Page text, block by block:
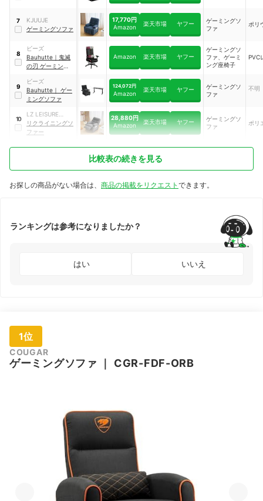
7
KJUUJE
ゲーミングソファ
17,770円
Amazon
楽天市場 ヤフー
ゲーミングソ
ファ
ポリ
8
ビーズ
Bauhutte ｜ 鬼滅
の刃 ゲーミングチ
Amazon 楽天市場 ヤフー
ゲーミングソ
ファ、ゲーミ
ング座椅子
PVC
9
ビーズ
Bauhutte ｜ ゲー
ミングソファ
124,072円
Amazon
楽天市場 ヤフー
ゲーミングソ
ファ
不明
10
LZ LEISURE
ZONE
リクライニングソ
ファー
28,880円
Amazon
楽天市場 ヤフー
ゲーミングソ
ファ
ポリ
比較表の続きを見る
お探しの商品がない場合は、 商品の掲載をリクエスト できます。
ランキングは参考になりましたか？
はい いいえ
1位
COUGAR
ゲーミングソファ ｜ CGR-FDF-ORB